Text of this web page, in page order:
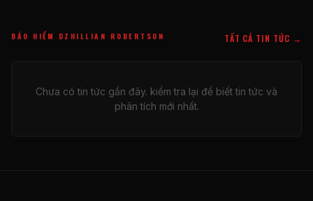
BẢO HIỂM DZHILLIAN ROBERTSON TẤT CẢ TIN TỨC →
Chưa có tin tức gần đây. kiểm tra lại để biết tin tức và
phân tích mới nhất.